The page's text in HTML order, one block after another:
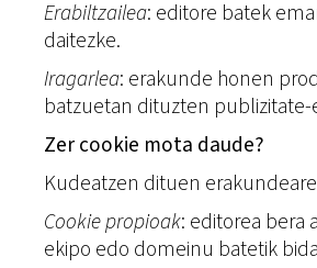
Erabiltzailea: editore batek
daitezke.
Iragarlea: erakunde honen
batzuetan dituzten publizitate-
Zer cookie mota daude?
Kudeatzen dituen
Cookie propioak: editorea bera
ekipo edo domeinu batetik